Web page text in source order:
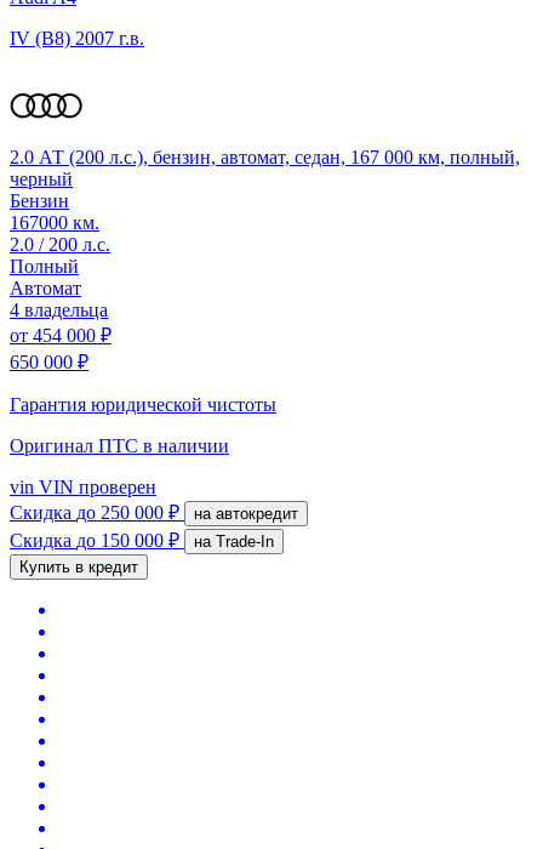
IV (B8) 2007 г.в.
2.0 АТ (200 л.с.), бензин, автомат, седан, 167 000 км, полный,
черный
Бензин
167000 км.
2.0 / 200 л.с.
Полный
Автомат
4 владельца
от 454 000 ₽
650 000 ₽
Гарантия юридической чистоты
Оригинал ПТС в наличии
vin VIN проверен
Скидка до 250 000 ₽ на автокредит
Скидка до 150 000 ₽
на Trade-In
Купить в кредит